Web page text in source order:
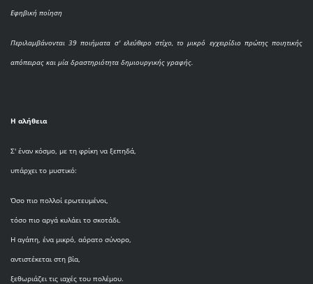
Εφηβική ποίηση
Περιλαμβάνονται 39 ποιήματα σ' ελεύθερο στίχο, το μικρό εγχειρίδιο πρώτης ποιητικής
απόπειρας και μία δραστηριότητα δημιουργικής γραφής.
Η αλήθεια
Σ' έναν κόσμο, με τη φρίκη να ξεπηδά,
υπάρχει το μυστικό:
Όσο πιο πολλοί ερωτευμένοι,
τόσο πιο αργά κυλάει το σκοτάδι.
Η αγάπη, ένα μικρό, αόρατο σύνορο,
αντιστέκεται στη βία,
ξεθωριάζει τις ιαχές του πολέμου.